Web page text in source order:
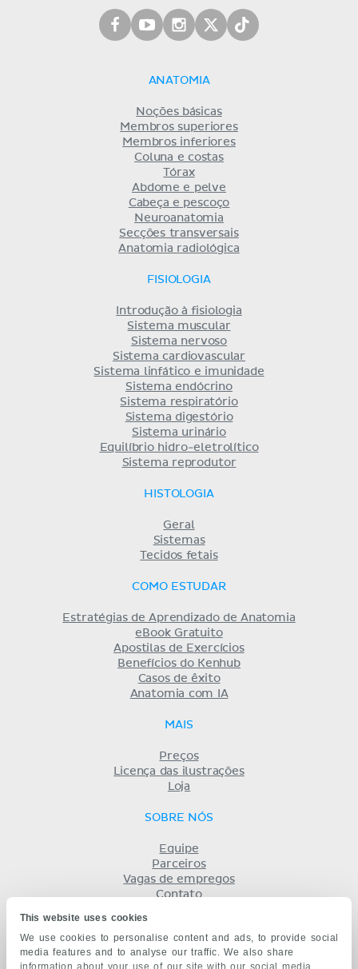
This website uses cookies
We use cookies to personalise content and ads, to provide social
media features and to analyse our traffic. We also share
information about your use of our site with our social media,
ANATOMIA
Noções básicas
Membros superiores
Membros inferiores
Coluna e costas
Tórax
Abdome e pelve
Cabeça e pescoço
Neuroanatomia
Secções transversais
Anatomia radiológica
FISIOLOGIA
Introdução à fisiologia
Sistema muscular
Sistema nervoso
Sistema cardiovascular
Sistema linfático e imunidade
Sistema endócrino
Sistema respiratório
Sistema digestório
Sistema urinário
Equilíbrio hidro-eletrolítico
Sistema reprodutor
HISTOLOGIA
Geral
Sistemas
Tecidos fetais
COMO ESTUDAR
Estratégias de Aprendizado de Anatomia
eBook Gratuito
Apostilas de Exercícios
Benefícios do Kenhub
Casos de êxito
Anatomia com IA
MAIS
Preços
Licença das ilustrações
Loja
SOBRE NÓS
Equipe
Parceiros
Vagas de empregos
Contato
Privacidade
KENHUB EM...